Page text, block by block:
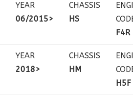
YEAR
06/2015>
CHASSIS
HS
F4R
YEAR
2018>
CHASSIS
HM
H5F